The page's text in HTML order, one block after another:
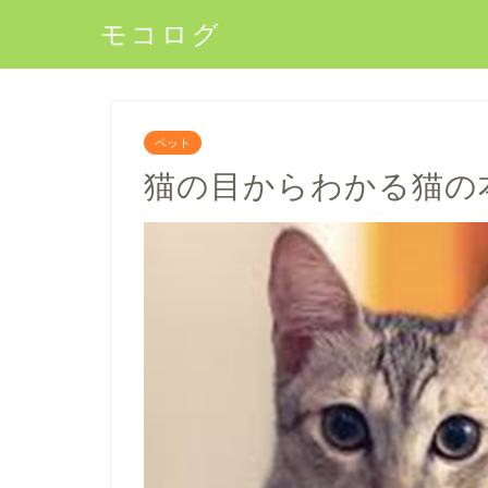
モコログ
ペット
猫の目からわかる猫の